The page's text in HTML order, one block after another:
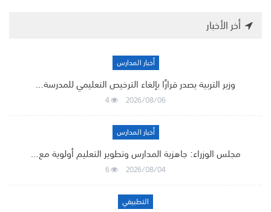
أخر الأخبار
أخبار المدارس
وزير التربية يصدر قرارًا بإلغاء الترخيص التعليمي للمدرسة…
2026/08/06
4
أخبار المدارس
مجلس الوزراء: جاهزية المدارس وتطوير التعليم أولوية مع…
2026/08/04
6
التطبيقي